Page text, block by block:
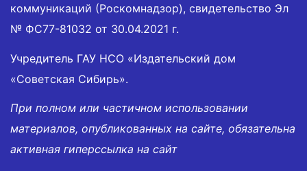
коммуникаций (Роскомнадзор), свидетельство Эл
№ ФС77-81032 от 30.04.2021 г.
Учредитель ГАУ НСО «Издательский дом
«Советская Сибирь».
При полном или частичном использовании
материалов, опубликованных на сайте, обязательна
активная гиперссылка на сайт